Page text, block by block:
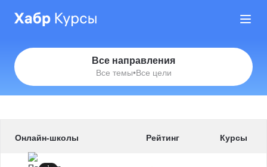
Все направления
Все темы•Все цели
Онлайн-школы Рейтинг Курсы